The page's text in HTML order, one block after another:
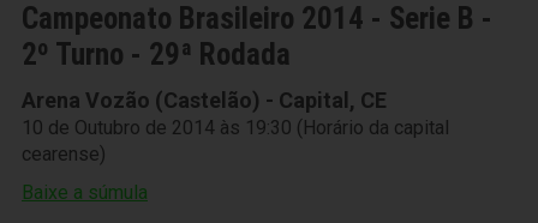
Campeonato Brasileiro 2014 - Serie B -
2º Turno - 29ª Rodada
Arena Vozão (Castelão) - Capital, CE
10 de Outubro de 2014 às 19:30 (Horário da capital
cearense)
Baixe a súmula